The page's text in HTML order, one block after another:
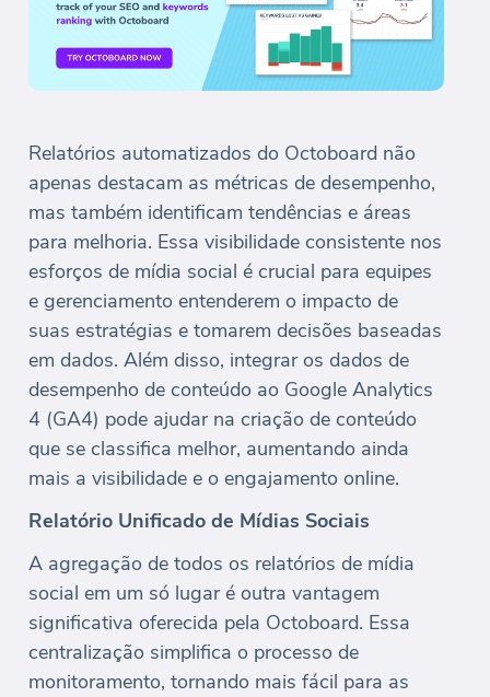
Relatórios automatizados do Octoboard não
apenas destacam as métricas de desempenho,
mas também identificam tendências e áreas
para melhoria. Essa visibilidade consistente nos
esforços de mídia social é crucial para equipes
e gerenciamento entenderem o impacto de
suas estratégias e tomarem decisões baseadas
em dados. Além disso, integrar os dados de
desempenho de conteúdo ao Google Analytics
4 (GA4) pode ajudar na criação de conteúdo
que se classifica melhor, aumentando ainda
mais a visibilidade e o engajamento online.
Relatório Unificado de Mídias Sociais
A agregação de todos os relatórios de mídia
social em um só lugar é outra vantagem
significativa oferecida pela Octoboard. Essa
centralização simplifica o processo de
monitoramento, tornando mais fácil para as